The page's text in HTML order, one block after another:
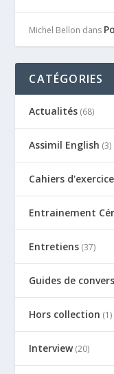
Michel Bellon dans
CATÉGORIES
Actualités (68)
Assimil English (3)
Cahiers
Entrainement
Entretiens (37)
Guides de
Hors collection (1)
Interview(20)